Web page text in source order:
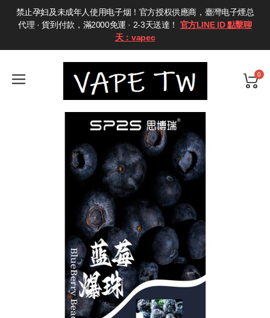
禁止孕妇及未成年人使用电子烟！官方授权供應商，臺灣电子煙总
代理 · 貨到付款，滿2000免運 · 2-3天送達！ 官方LINE ID 點擊聊
天：vapec
0